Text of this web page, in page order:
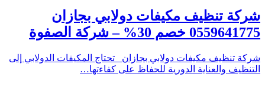
شركة تنظيف مكيفات دولابي بجازان
0559641775 خصم 30% – شركة الصفوة
شركة تنظيف مكيفات دولابي بجازان تحتاج المكيفات الدولابي إلى
التنظيف والعناية الدورية للحفاظ على كفاءتها…